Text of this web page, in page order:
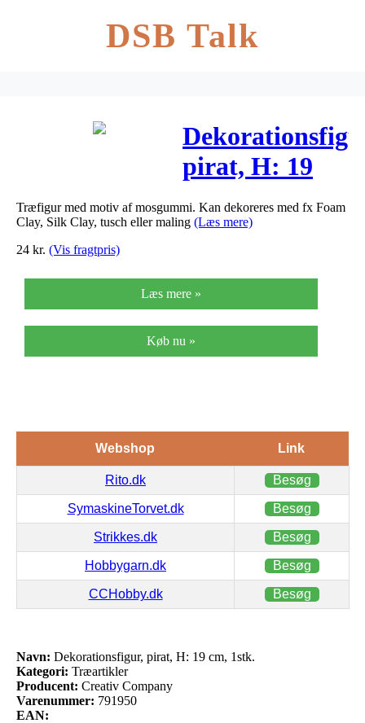
DSB Talk
pirat, H: 19
cm, 1stk.
Træfigur med motiv af mosgummi. Kan dekoreres med fx Foam
Clay, Silk Clay, tusch eller maling (Læs mere)
24 kr. (Vis fragtpris)
Læs mere »
Køb nu »
Webshop Link
Rito.dk Besøg
SymaskineTorvet.dk Besøg
Strikkes.dk Besøg
Hobbygarn.dk Besøg
CCHobby.dk Besøg
Navn: Dekorationsfigur, pirat, H: 19 cm, 1stk.
Kategori: Træartikler
Producent: Creativ Company
Varenummer: 791950
EAN: